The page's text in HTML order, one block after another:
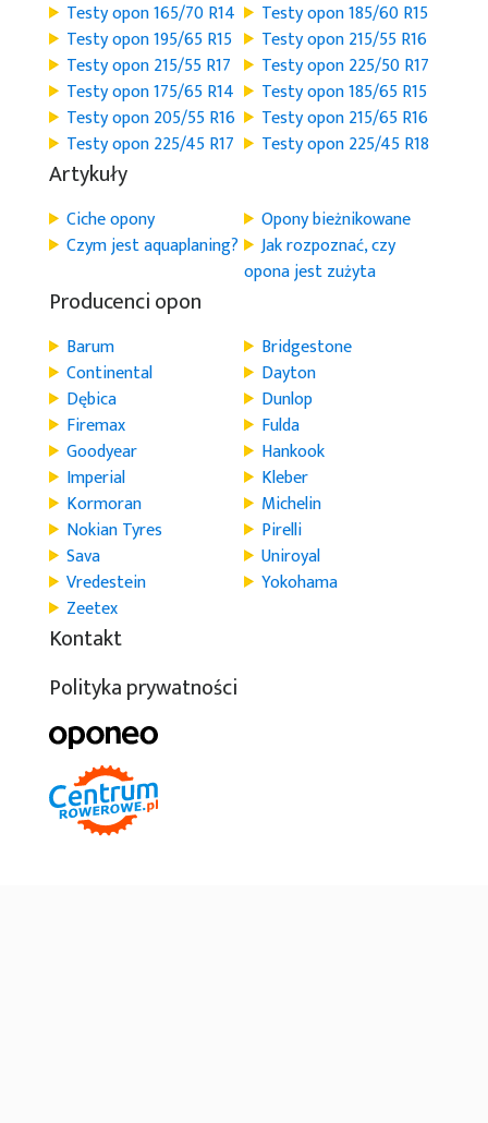
Testy opon 165/70 R14
Testy opon 185/60 R15
Testy opon 195/65 R15
Testy opon 215/55 R16
Testy opon 215/55 R17
Testy opon 225/50 R17
Testy opon 175/65 R14
Testy opon 185/65 R15
Testy opon 205/55 R16
Testy opon 215/65 R16
Testy opon 225/45 R17
Testy opon 225/45 R18
Artykuły
Ciche opony
Opony bieżnikowane
Czym jest aquaplaning?
Jak rozpoznać, czy
opona jest zużyta
Producenci opon
Barum
Bridgestone
Continental
Dayton
Dębica
Dunlop
Firemax
Fulda
Goodyear
Hankook
Imperial
Kleber
Kormoran
Michelin
Nokian Tyres
Pirelli
Sava
Uniroyal
Vredestein
Yokohama
Zeetex
Kontakt
Polityka prywatności